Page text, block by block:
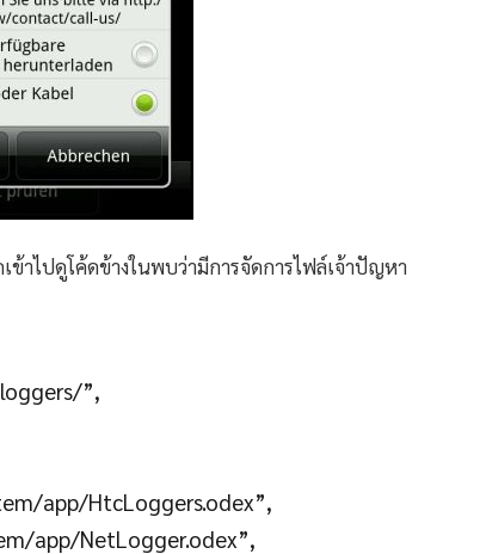
ข้าไปดูโค้ดข้างในพบว่ามีการจัดการไฟล์เจ้าปัญหา
”,
app/HtcLoggers.odex”,
app/NetLogger.odex”,